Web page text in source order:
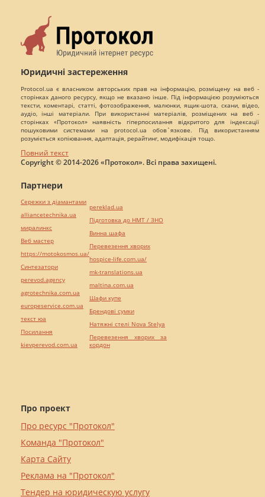
Юридичні застереження
Protocol.ua є власником авторських прав на інформацію, розміщену на веб -
сторінках даного ресурсу, якщо не вказано інше. Під інформацією розуміються
тексти, коментарі, статті, фотозображення, малюнки, ящик-шота, скани, відео,
аудіо, інші матеріали. При використанні матеріалів, розміщених на веб -
сторінках «Протокол» наявність гіперпосилання відкритого для індексації
пошуковими системами на protocol.ua обов`язкове. Під використанням
розуміється копіювання, адаптація, рерайтинг, модифікація тощо.
Повний текст
Copyright © 2014-2026 «Протокол». Всі права захищені.
Про проект
Про ресурс "Протокол"
Команда "Протокол"
Карта Сайту
Реклама на "Протокол"
Тендер на юридическую услугу
Партнери
Сережки з діамантами
alliancetechnika.ua
миралинкс
Веб мастер
https://motokosmos.ua/
Синтезатори
perevod.agency
agrotechnika.com.ua
europeservice.com.ua
текст юа
Посилання
kievperevod.com.ua
pereklad.ua
Підготовка до НМТ / ЗНО
Винна шафа
Перевезення хворих
hospice-life.com.ua/
mk-translations.ua
maltina.com.ua
Шафи купе
Брендові сумки
Натяжні стелі Nova Stelya
Перевезення хворих за
кордон